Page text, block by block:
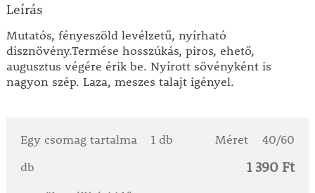
Leírás
Mutatós, fényeszöld levélzetű, nyírható
dísznövény.Termése hosszúkás, piros, ehető,
augusztus végére érik be. Nyírott sövényként is
nagyon szép. Laza, meszes talajt igényel.
Egy csomag tartalma 1 db Méret
40/60
db
1 390 Ft